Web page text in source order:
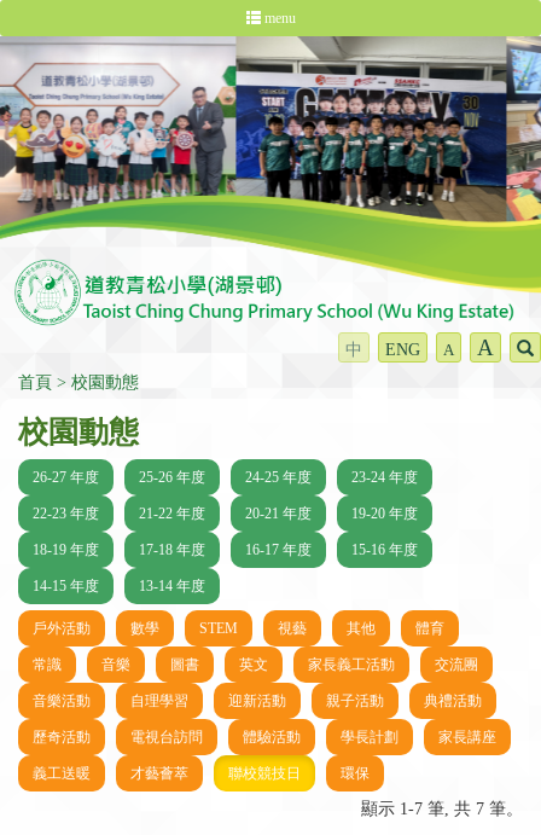
menu
中 ENG A A
首頁 校園動態
校園動態
26-27 年度 25-26 年度 24-25 年度 23-24 年度
22-23 年度 21-22 年度 20-21 年度 19-20 年度
18-19 年度 17-18 年度 16-17 年度 15-16 年度
14-15 年度 13-14 年度
戶外活動 數學 STEM 視藝 其他 體育
常識 音樂 圖書 英文 家長義工活動 交流團
音樂活動 自理學習 迎新活動 親子活動 典禮活動
歷奇活動 電視台訪問 體驗活動 學長計劃 家長講座
義工送暖 才藝薈萃 聯校競技日 環保
顯示 1-7 筆, 共 7 筆。